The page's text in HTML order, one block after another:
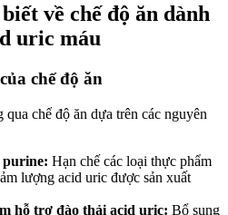
về chế độ ăn dành
uric máu
chế độ ăn
chế độ ăn dựa trên các nguyên
purine: Hạn chế các loại thực phẩm
lượng acid uric được sản xuất
hỗ trợ đào thải acid uric: Bổ sung